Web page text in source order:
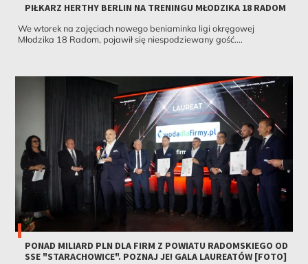
PIŁKARZ HERTHY BERLIN NA TRENINGU MŁODZIKA 18 RADOM
We wtorek na zajęciach nowego beniaminka ligi okręgowej
Młodzika 18 Radom, pojawił się niespodziewany gość....
PONAD MILIARD PLN DLA FIRM Z POWIATU RADOMSKIEGO OD
SSE "STARACHOWICE". POZNAJ JE! GALA LAUREATÓW [FOTO]